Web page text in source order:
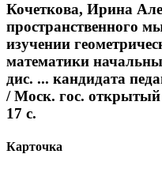
Кочеткова, Ирина
пространственного
изучении
математики
дис. ... кандидата
/ Моск. гос. открытый
17 с.
Карточка